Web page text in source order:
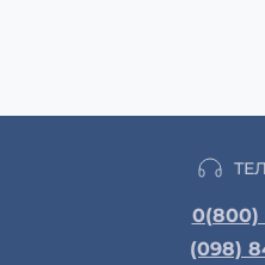
0(800)
(098)